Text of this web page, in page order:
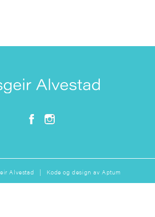
Alvestad | Kode og design avAptum